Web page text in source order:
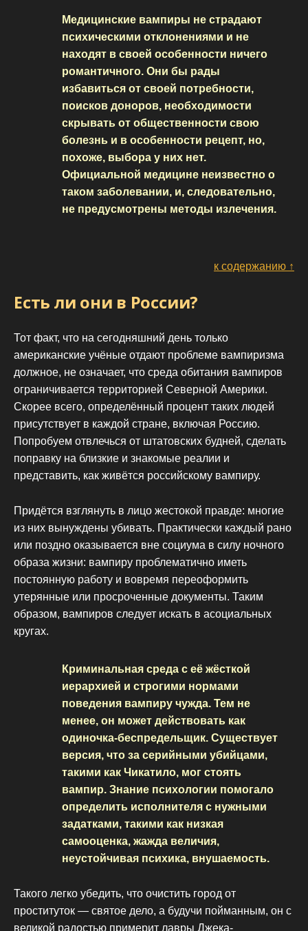
Медицинские вампиры не страдают
психическими отклонениями и не
находят в своей особенности ничего
романтичного. Они бы рады
избавиться от своей потребности,
поисков доноров, необходимости
скрывать от общественности свою
болезнь и в особенности рецепт, но,
похоже, выбора у них нет.
Официальной медицине неизвестно о
таком заболевании, и, следовательно,
не предусмотрены методы излечения.
к содержанию ↑
Есть ли они в России?
Тот факт, что на сегодняшний день только
американские учёные отдают проблеме вампиризма
должное, не означает, что среда обитания вампиров
ограничивается территорией Северной Америки.
Скорее всего, определённый процент таких людей
присутствует в каждой стране, включая Россию.
Попробуем отвлечься от штатовских будней, сделать
поправку на близкие и знакомые реалии и
представить, как живётся российскому вампиру.
Придётся взглянуть в лицо жестокой правде: многие
из них вынуждены убивать. Практически каждый рано
или поздно оказывается вне социума в силу ночного
образа жизни: вампиру проблематично иметь
постоянную работу и вовремя переоформить
утерянные или просроченные документы. Таким
образом, вампиров следует искать в асоциальных
кругах.
Криминальная среда с её жёсткой
иерархией и строгими нормами
поведения вампиру чужда. Тем не
менее, он может действовать как
одиночка-беспредельщик. Существует
версия, что за серийными убийцами,
такими как Чикатило, мог стоять
вампир. Знание психологии помогало
определить исполнителя с нужными
задатками, такими как низкая
самооценка, жажда величия,
неустойчивая психика, внушаемость.
Такого легко убедить, что очистить город от
проституток — святое дело, а будучи пойманным, он с
великой радостью примерит лавры Джека-